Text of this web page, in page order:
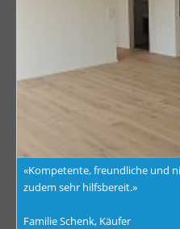
«Kompetente, freundliche und
zudem sehr hilfsbereit.»
Familie Schenk, Käufer